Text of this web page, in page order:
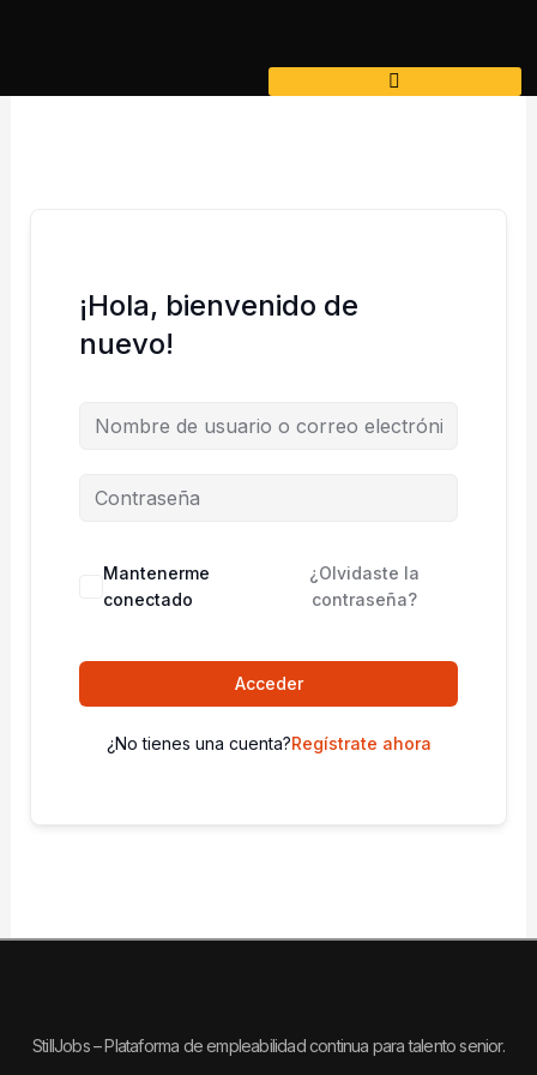
¡Hola, bienvenido de
nuevo!
Mantenerme
conectado
¿Olvidaste la
contraseña?
Acceder
¿No tienes una cuenta?Regístrate ahora
StillJobs – Plataforma de empleabilidad continua para talento senior.